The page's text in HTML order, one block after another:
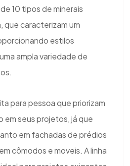
10 tipos de minerais
que caracterizam um
estilos
ampla variedade de
para pessoa que priorizam
em seus projetos, já que
em fachadas de prédios
cômodos e moveis. A linha